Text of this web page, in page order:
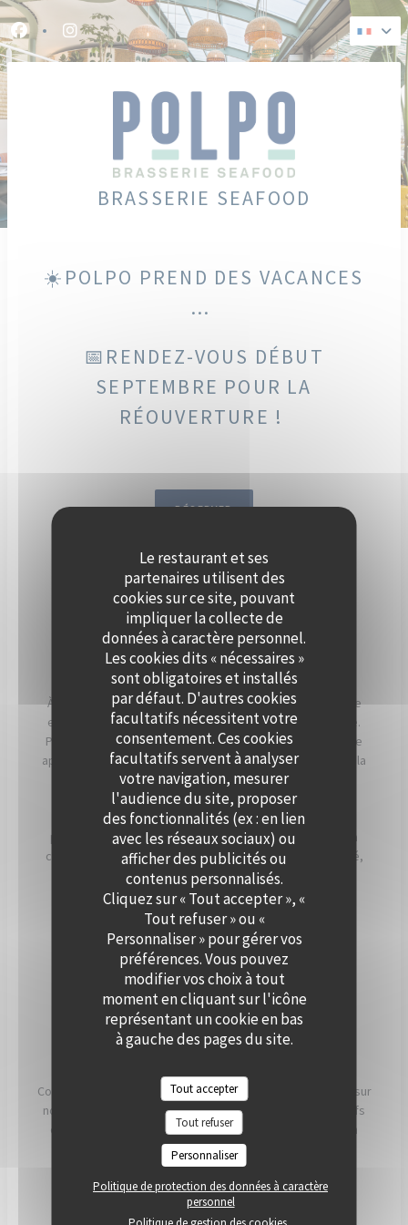
Personnalisation de vos choix en matière de cookies
Le restaurant et ses
partenaires utilisent des
cookies sur ce site, pouvant
impliquer la collecte de
données à caractère personnel.
Les cookies dits « nécessaires »
sont obligatoires et installés
par défaut. D'autres cookies
facultatifs nécessitent votre
consentement. Ces cookies
facultatifs servent à analyser
votre navigation, mesurer
l'audience du site, proposer
des fonctionnalités (ex : en lien
avec les réseaux sociaux) ou
afficher des publicités ou
contenus personnalisés.
Cliquez sur « Tout accepter », «
Tout refuser » ou «
Personnaliser » pour gérer vos
préférences. Vous pouvez
modifier vos choix à tout
moment en cliquant sur l'icône
représentant un cookie en bas
à gauche des pages du site.
Tout accepter
Tout refuser
Personnaliser
Politique de protection des données à caractère
personnel
Facebook ((ouvre une nouvelle fenêtre))
Instagram ((ouvre une nouvelle fenêtre))
BRASSERIE SEAFOOD
☀️POLPO PREND DES VACANCES
...
📅RENDEZ-VOUS DÉBUT
SEPTEMBRE POUR LA
RÉOUVERTURE !
RÉSERVER
DÈS SEPTEMBRE, ORGANISEZ
VOTRE ÉVÈNEMENT SUR LA
SEINE, À BORD DE POLPO
BRASSERIE.
À Levallois-Perret, Polpo Brasserie vous invite à vivre une
expérience unique sur sa péniche au charme authentique.
Profitez d’une vue panoramique sur la Seine et d’un cadre
apaisant, sublimé par les couchers de soleil qui illuminent la
terrasse en soirée.
Que ce soit pour un cocktail, un dîner ou une réception
professionnelle, notre équipe vous accompagne dans la
création d’un événement personnalisé, alliant convivialité,
élégance et saveurs de saison. Offrez à vos invités un
moment hors du temps, à deux pas de Paris.
PRIVATISER
NOS ENGAGEMENTS
Conscients que ce que nous mangeons a un impact direct sur
notre santé, notre planète et nos communautés, nos chefs
et nos équipes travaillent chaque jour pour essayer d'en
avoir le plus possible. impact positif possible.
LIRE